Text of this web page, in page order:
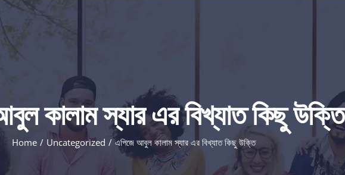
কালাম স্যার এর বিখ্যাত কিছু উক্তি
Home Uncategorized এপিজে আবুল কালাম স্যার এর বিখ্যাত কিছু উক্তি